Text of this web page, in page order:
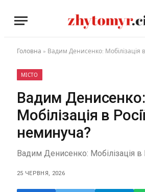
Головна » Вадим Денисенко: Мобілізація
МІСТО
Вадим Денисенко:
Мобілізація в
неминуча?
Вадим Денисенко: Мобілізація в
25 ЧЕРВНЯ, 2026